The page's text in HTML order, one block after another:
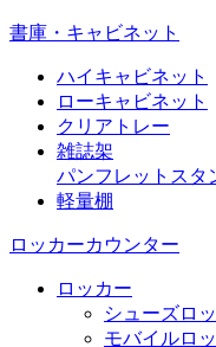
書庫・キャビネット
ハイキャビネット
ローキャビネット
クリアトレー
雑誌架
パンフレットスタ
軽量棚
ロッカーカウンター
ロッカー
シューズロ
モバイルロ